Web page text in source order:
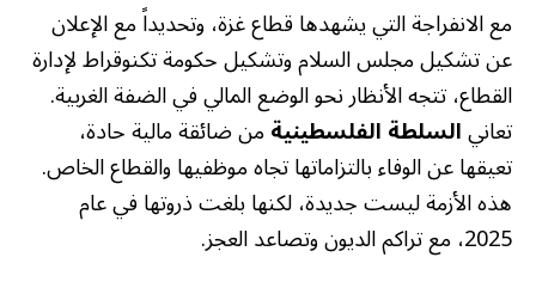
مع الانفراجة التي يشهدها قطاع غزة، وتحديداً مع الإعلان
عن تشكيل مجلس السلام وتشكيل حكومة تكنوقراط لإدارة
القطاع، تتجه الأنظار نحو الوضع المالي في الضفة الغربية.
تعانيالسلطة الفلسطينيةمن ضائقة مالية حادة،
تعيقها عن الوفاء بالتزاماتها تجاه موظفيها والقطاع الخاص.
هذه الأزمة ليست جديدة، لكنها بلغت ذروتها في عام
2025، مع تراكم الديون وتصاعد العجز.